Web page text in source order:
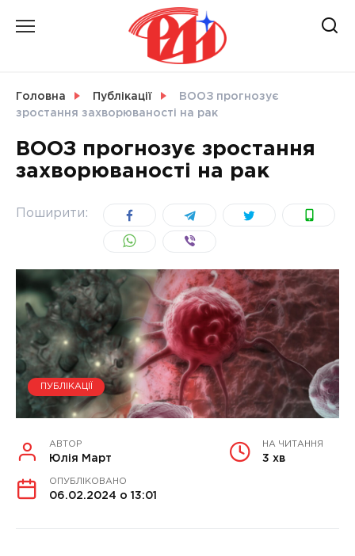
УКРАЇНА
Головна Публікації
ВООЗ прогнозує
зростання захворюваності на рак
ВООЗ прогнозує зростання
захворюваності на рак
Поширити:
ПУБЛІКАЦІЇ
АВТОР
Юлія Март
НА ЧИТАННЯ
3 хв
ОПУБЛІКОВАНО
06.02.2024 о 13:01